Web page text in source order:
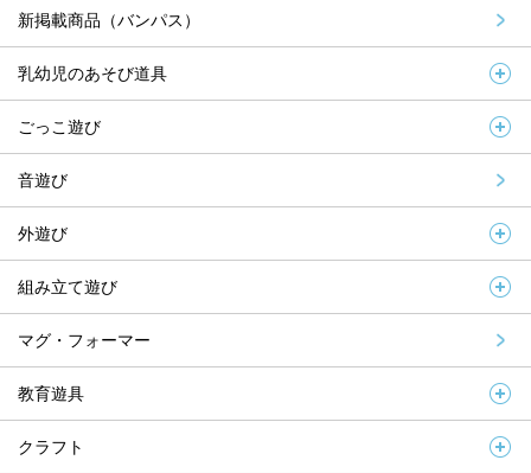
新掲載商品（バンパス）
乳幼児のあそび道具
ごっこ遊び
音遊び
外遊び
組み立て遊び
マグ・フォーマー
教育遊具
クラフト